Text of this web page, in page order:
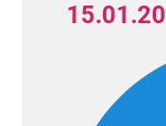
Marie
3.
Plötz